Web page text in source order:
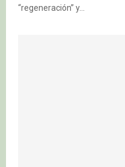
“regeneración” y...